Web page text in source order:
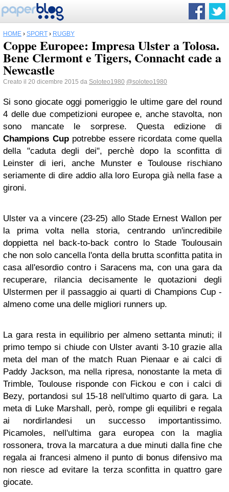
HOME › SPORT › RUGBY
Coppe Europee: Impresa Ulster a Tolosa.
Bene Clermont e Tigers, Connacht cade a
Newcastle
Creato il 20 dicembre 2015 da Soloteo1980 @soloteo1980
Si sono giocate oggi pomeriggio le ultime gare del round
4 delle due competizioni europee e, anche stavolta, non
sono mancate le sorprese. Questa edizione di
Champions Cuppotrebbe essere ricordata come quella
della "caduta degli dei", perchè dopo la sconfitta di
Leinster di ieri, anche Munster e Toulouse rischiano
seriamente di dire addio alla loro Europa già nella fase a
gironi.
Ulster va a vincere (23-25) allo Stade Ernest Wallon per
la prima volta nella storia, centrando un'incredibile
doppietta nel back-to-back contro lo Stade Toulousain
che non solo cancella l'onta della brutta sconfitta patita in
casa all'esordio contro i Saracens ma, con una gara da
recuperare, rilancia decisamente le quotazioni degli
Ulstermen per il passaggio ai quarti di Champions Cup -
almeno come una delle migliori runners up.
La gara resta in equilibrio per almeno settanta minuti; il
primo tempo si chiude con Ulster avanti 3-10 grazie alla
meta del man of the match Ruan Pienaar e ai calci di
Paddy Jackson, ma nella ripresa, nonostante la meta di
Trimble, Toulouse risponde con Fickou e con i calci di
Bezy, portandosi sul 15-18 nell'ultimo quarto di gara. La
meta di Luke Marshall, però, rompe gli equilibri e regala
ai nordirlandesi un successo importantissimo.
Picamoles, nell'ultima gara europea con la maglia
rossonera, trova la marcatura a due minuti dalla fine che
regala ai francesi almeno il punto di bonus difensivo ma
non riesce ad evitare la terza sconfitta in quattro gare
giocate.